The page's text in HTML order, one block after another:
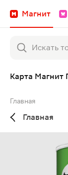
Магнит
Карта Магнит
Главная
Главная